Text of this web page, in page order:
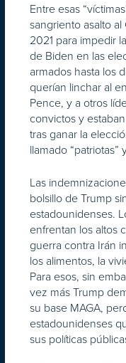
Entre esas
sangriento asalto
2021 para impedir
de Biden en las
armados hasta los
querían linchar al
Pence, y a otros
convictos y
tras ganar la
llamado “patriotas”
Las
bolsillo de Trump
estadounidenses.
enfrentan los altos
guerra contra Irán
los alimentos, la
Para esos, sin
vez más Trump
su base MAGA,
estadounidenses
sus políticas